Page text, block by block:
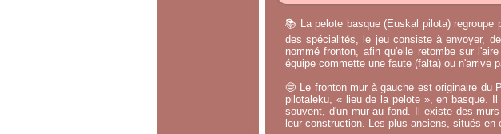
📚 La pelote basque (Euskal pilota)
des spécialités, le jeu consiste à envoyer,
nommé fronton, afin qu'elle retombe sur
équipe commette une faute (falta) ou n'arrive
🤓 Le fronton mur à gauche est originaire du
pilotaleku, « lieu de la pelote », en basque.
souvent, d'un mur au fond. Il existe des
leur construction. Les plus anciens, situés